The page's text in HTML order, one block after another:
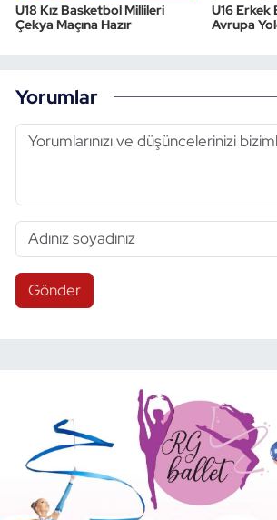
U18 Kız Basketbol Millileri
Çekya Maçına Hazır
U16 Erkek
Avrupa
Yorumlar
Gönder